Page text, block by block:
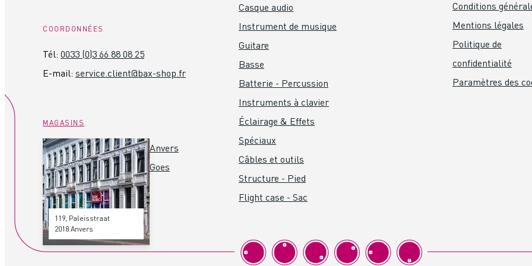
COORDONNÉES
Tél: 0033 (0)3 66 88 08 25
E-mail: service.client@bax-shop.fr
MAGASINS
119, Paleisstraat
2018 Anvers
Anvers
Goes
Casque audio
Instrument de musique
Guitare
Basse
Batterie - Percussion
Instruments à clavier
Éclairage & Effets
Spéciaux
Câbles et outils
Structure - Pied
Flight case - Sac
Conditions
Mentions légales
Politique de
confidentialité
Paramètres des